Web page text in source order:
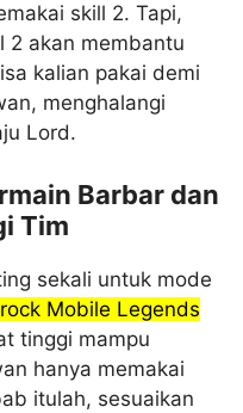
skill 2. Tapi,
2 akan membantu
kalian pakai demi
menghalangi
Lord.
Barbar dan
Tim
sekali untuk mode
Mobile Legends
tinggi mampu
hanya memakai
itulah, sesuaikan